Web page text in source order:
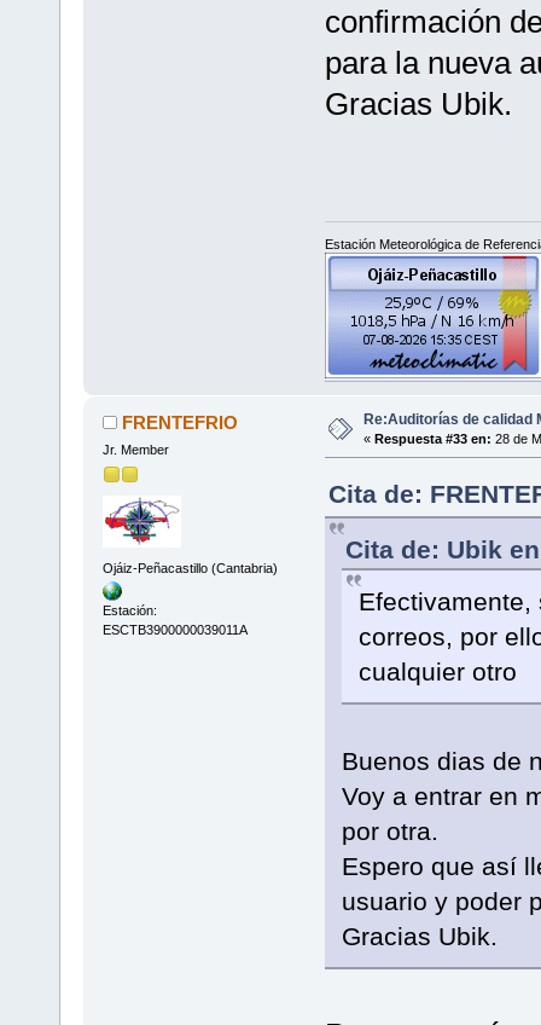
confirmación
para la nueva
Gracias Ubik.
Estación Meteorológica de
FRENTEFRIO
Jr. Member
Ojáiz-Peñacastillo (Cantabria)
Estación:
ESCTB3900000039011A
Re:Auditorías de calidad
« Respuesta #33 en: 28 de
Cita de:
Cita de: Ubik
correos, por
cualquier otro
Buenos dias de
Voy a entrar en
por otra.
Espero que así
usuario y poder
Gracias Ubik.